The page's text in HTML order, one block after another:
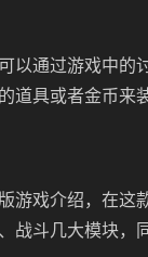
以通过游戏中的
具或者金币来
游戏介绍，在这
战斗几大模块，